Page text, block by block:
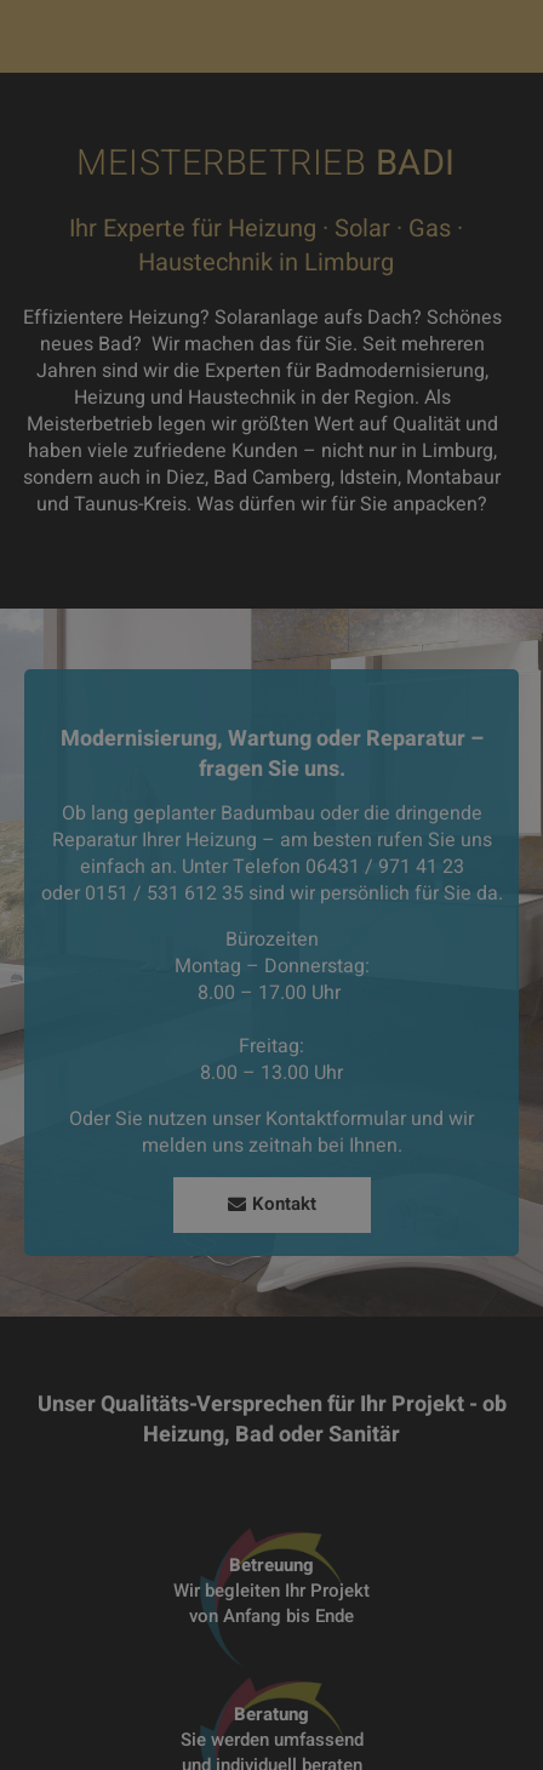
MEISTERBETRIEB BADI
Ihr Experte für Heizung · Solar · Gas ·
Haustechnik in Limburg
Effizientere Heizung? Solaranlage aufs Dach? Schönes
neues Bad? Wir machen das für Sie. Seit mehreren
Jahren sind wir die Experten für Badmodernisierung,
Heizung und Haustechnik in der Region. Als
Meisterbetrieb legen wir größten Wert auf Qualität und
haben viele zufriedene Kunden – nicht nur in Limburg,
sondern auch in Diez, Bad Camberg, Idstein, Montabaur
und Taunus-Kreis. Was dürfen wir für Sie anpacken?
Modernisierung, Wartung oder Reparatur –
fragen Sie uns.
Ob lang geplanter Badumbau oder die dringende
Reparatur Ihrer Heizung – am besten rufen Sie uns
einfach an. Unter Telefon 06431 / 971 41 23
oder 0151 / 531 612 35 sind wir persönlich für Sie da.
Bürozeiten
Montag – Donnerstag:
8.00 – 17.00 Uhr
Freitag:
8.00 – 13.00 Uhr
Oder Sie nutzen unser Kontaktformular und wir
melden uns zeitnah bei Ihnen.
Kontakt
Unser Qualitäts-Versprechen für Ihr Projekt - ob
Heizung, Bad oder Sanitär
Betreuung
Wir begleiten Ihr Projekt
von Anfang bis Ende
Beratung
Sie werden umfassend